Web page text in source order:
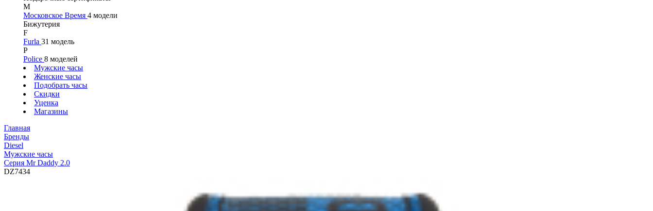
М
Московское Время 4 модели
Бижутерия
F
Furla 31 модель
P
Police 8 моделей
Мужские часы
Женские часы
Подобрать часы
Скидки
Уценка
Магазины
Главная
Бренды
Diesel
Мужские часы
Серия Mr Daddy 2.0
DZ7434